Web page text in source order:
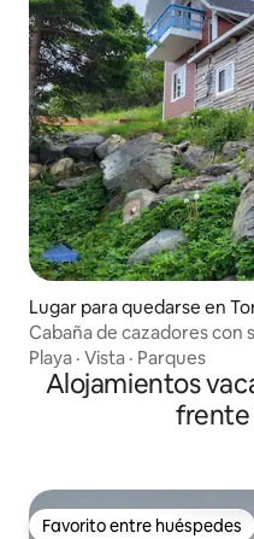
Lugar para quedarse en
Cabaña de cazadores con
Playa · Vista · Parques
Alojamientos
frente
Favorito entre huéspedes